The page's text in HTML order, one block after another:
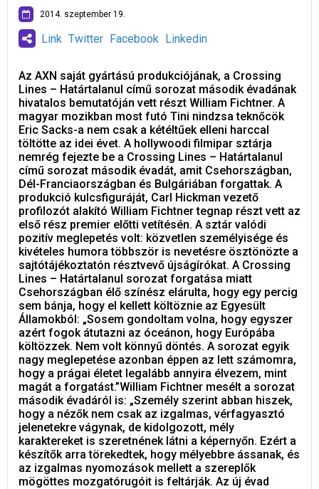
2014. szeptember 19.
Link Twitter Facebook Linkedin
Az AXN saját gyártású produkciójának, a Crossing
Lines – Határtalanul című sorozat második évadának
hivatalos bemutatóján vett részt William Fichtner. A
magyar mozikban most futó Tini nindzsa teknőcök
Eric Sacks-a nem csak a kétéltűek elleni harccal
töltötte az idei évet. A hollywoodi filmipar sztárja
nemrég fejezte be a Crossing Lines – Határtalanul
című sorozat második évadát, amit Csehországban,
Dél-Franciaországban és Bulgáriában forgattak. A
produkció kulcsfiguráját, Carl Hickman vezető
profilozót alakító William Fichtner tegnap részt vett az
első rész premier előtti vetítésén. A sztár valódi
pozitív meglepetés volt: közvetlen személyisége és
kivételes humora többször is nevetésre ösztönözte a
sajtótájékoztatón résztvevő újságírókat. A Crossing
Lines – Határtalanul sorozat forgatása miatt
Csehországban élő színész elárulta, hogy egy percig
sem bánja, hogy el kellett költöznie az Egyesült
Államokból: „Sosem gondoltam volna, hogy egyszer
azért fogok átutazni az óceánon, hogy Európába
költözzek. Nem volt könnyű döntés. A sorozat egyik
nagy meglepetése azonban éppen az lett számomra,
hogy a prágai életet legalább annyira élvezem, mint
magát a forgatást.”William Fichtner mesélt a sorozat
második évadáról is: „Személy szerint abban hiszek,
hogy a nézők nem csak az izgalmas, vérfagyasztó
jelenetekre vágynak, de kidolgozott, mély
karaktereket is szeretnének látni a képernyőn. Ezért a
készítők arra törekedtek, hogy mélyebbre ássanak, és
az izgalmas nyomozások mellett a szereplők
mögöttes mozgatórugóit is feltárják. Az új évad